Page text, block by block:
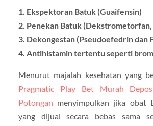
1. Ekspektoran Batuk (Guaifensin)
2. Penekan Batuk
3. Dekongestan (Pseudoefedrin dan
4. Antihistamin tertentu seperti
Menurut majalah kesehatan yang
Pragmatic Play Bet Murah
Potongan menyimpulkan jika obat
yang dijual secara bebas sama